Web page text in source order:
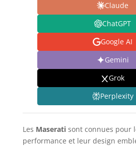
Claude
ChatGPT
Google AI
Gemini
Grok
Perplexity
Les Maseratisont connues pour
performance et leur design